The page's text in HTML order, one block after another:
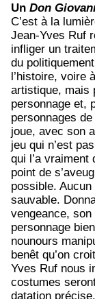
Un Don
C’est à la
Jean-Yves Ruf
infliger un
du
l’histoire, voire
artistique, mais
personnage et,
personnages
joue, avec son
jeu qui n’est
qui l’a
point de
possible.
sauvable.
vengeance,
personnage
nounours
benêt qu’on
Yves Ruf nous
costumes
datation